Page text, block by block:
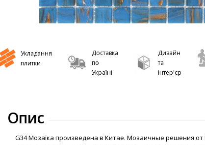
Укладання
плитки
Доставка
по
Україні
Дизайн
та
інтер'єр
Опис
G34 Мозаїка произведена в Китае. Мозаичные решения